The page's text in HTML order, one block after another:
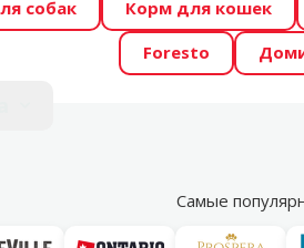
Весь месяц Dino Zoo
Фотоконкурс “GADA ŪSAIŅI”!
собак Корм для кошек
Foresto
Самые
клетки